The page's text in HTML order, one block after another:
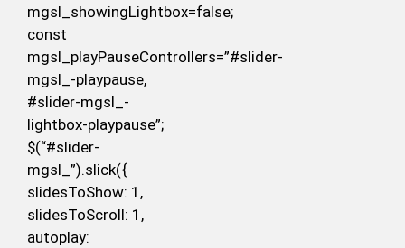
mgsl_showingLightbox=false;
const
mgsl_playPauseControllers=”#slider-
mgsl_-playpause,
#slider-mgsl_-
lightbox-playpause”;
$(“#slider-
mgsl_”).slick({
slidesToShow: 1,
slidesToScroll: 1,
autoplay: